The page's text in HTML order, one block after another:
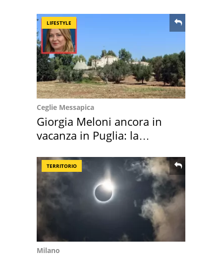
LIFESTYLE
Ceglie Messapica
Giorgia Meloni ancora in
vacanza in Puglia: la
TERRITORIO
Milano